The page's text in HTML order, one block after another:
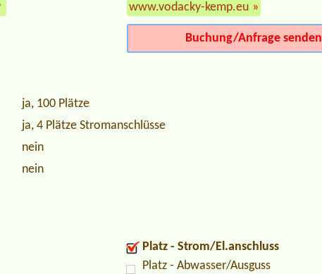
www.vodacky-kemp.eu »
Buchung/Anfrage senden
ja, 100 Plätze
ja, 4 Plätze Stromanschlüsse
nein
nein
Platz - Strom/El.anschluss
Platz - Abwasser/Ausguss